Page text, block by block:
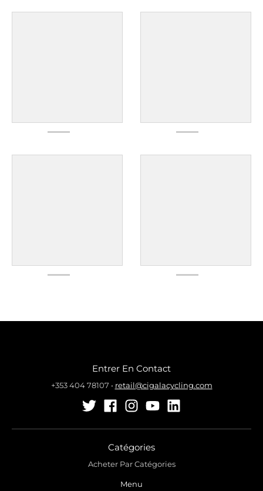
Entrer En Contact
+353 404 78107 • retail@cigalacycling.com
Catégories
Acheter Par Catégories
Menu